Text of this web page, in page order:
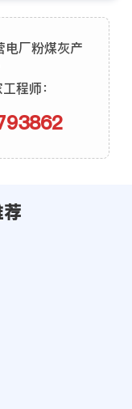
电厂粉煤灰产
程师：